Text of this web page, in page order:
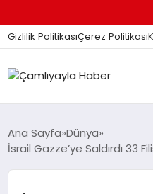
Gizlilik PolitikasıÇerez Politikası
GÜNDEM
Ana Sayfa Dünya
İsrail Gazze’ye Saldırdı 33